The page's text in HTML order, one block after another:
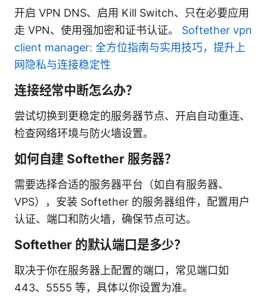
开启 VPN DNS、启用 Kill Switch、只在必要应用
走 VPN、使用强加密和证书认证。 Softether vpn
client manager: 全方位指南与实用技巧，提升上
网隐私与连接稳定性
连接经常中断怎么办？
尝试切换到更稳定的服务器节点、开启自动重连、
检查网络环境与防火墙设置。
如何自建 Softether 服务器？
需要选择合适的服务器平台（如自有服务器、
VPS），安装 Softether 的服务器组件，配置用户
认证、端口和防火墙，确保节点可达。
Softether 的默认端口是多少？
取决于你在服务器上配置的端口，常见端口如
443、5555 等，具体以你设置为准。